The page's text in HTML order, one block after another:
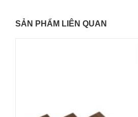
SẢN PHẨM LIÊN QUAN